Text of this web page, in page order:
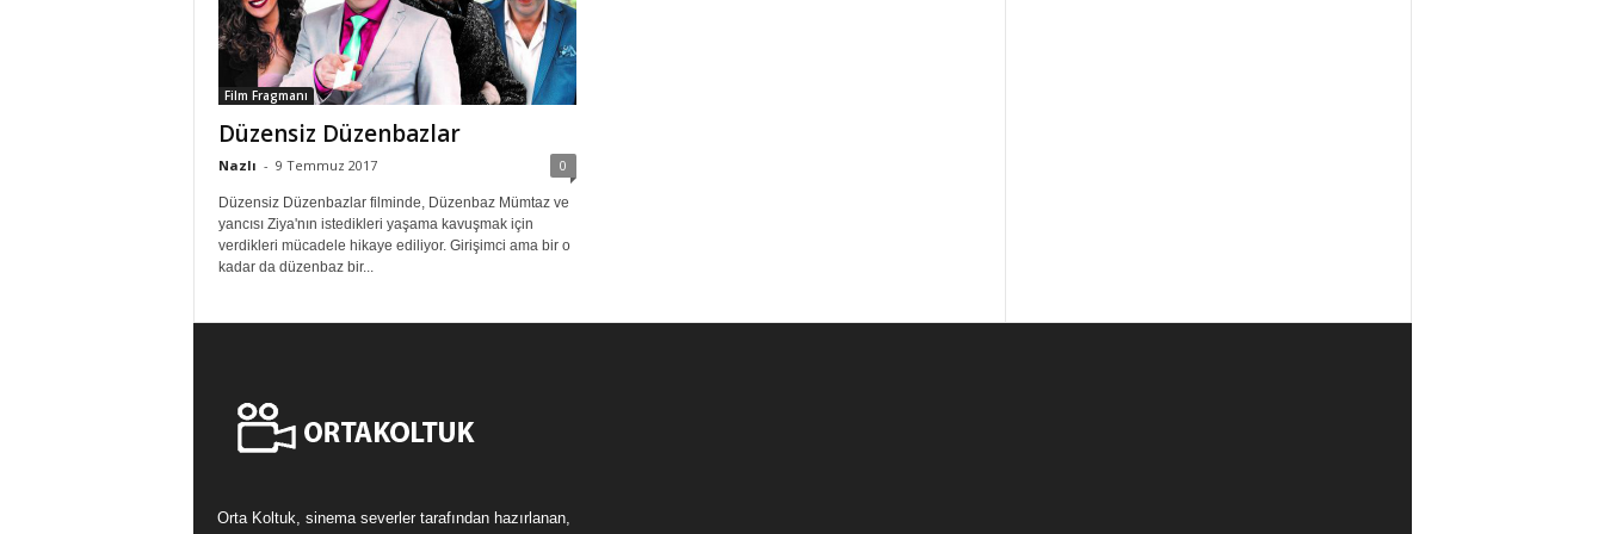
Film Fragmanı
Düzensiz Düzenbazlar
Nazlı - 9 Temmuz 2017 0
Düzensiz Düzenbazlar filminde, Düzenbaz Mümtaz ve
yancısı Ziya'nın istedikleri yaşama kavuşmak için
verdikleri mücadele hikaye ediliyor. Girişimci ama bir o
kadar da düzenbaz bir...
Orta Koltuk, sinema severler tarafından hazırlanan,